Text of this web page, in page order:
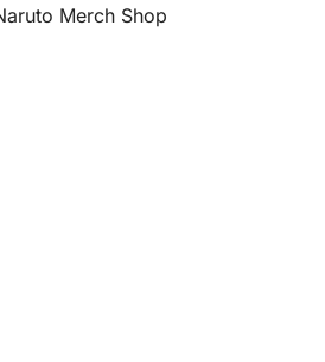
Merch Shop